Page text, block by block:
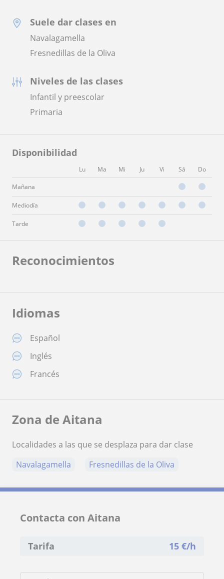
Suele dar clases en
Navalagamella
Fresnedillas de la Oliva
Niveles de las clases
Infantil y preescolar
Primaria
Disponibilidad
Lu Ma Mi Ju Vi Sá Do
Mañana
Mediodía
Tarde
Reconocimientos
Idiomas
Español
Inglés
Francés
Zona de Aitana
Localidades a las que se desplaza para dar clase
Navalagamella
Fresnedillas de la Oliva
Contacta con Aitana
Tarifa 15 €/h